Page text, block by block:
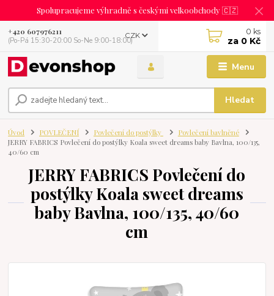
Spolupracujeme výhradně s českými velkoobchody 🇨🇿
Menu
CZK
Hledat
+420 607976211
(Po-Pá 15:30-20:00 So-Ne 9:00-18:00)
0 ks
za 0 Kč
Úvod POVLEČENÍ Povlečení do postýlky
Povlečení bavlněné
JERRY FABRICS Povlečení do postýlky Koala sweet dreams baby Bavlna, 100/135,
40/60 cm
JERRY FABRICS Povlečení do
postýlky Koala sweet dreams
baby Bavlna, 100/135, 40/60
cm